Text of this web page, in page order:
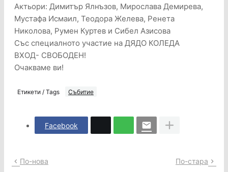
Актьори: Димитър Ялнъзов, Мирослава Демирева,
Мустафа Исмаил, Теодора Желева, Ренета
Николова, Румен Куртев и Сибел Азисова
Със специалното участие на ДЯДО КОЛЕДА
ВХОД- СВОБОДЕН!
Очакваме ви!
Етикети / Tags Събитие
Facebook
По-нова По-стара